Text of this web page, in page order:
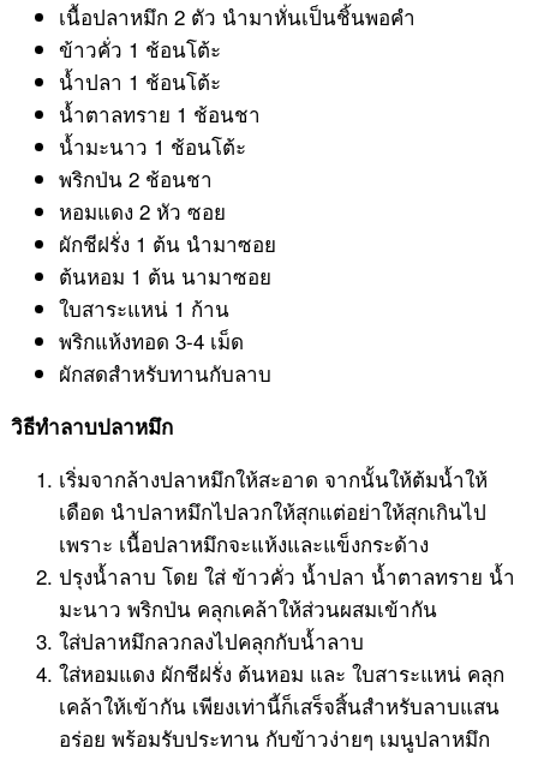
เนื้อปลาหมึก 2 ตัว นำมาหั่นเป็นชิ้นพอคำ
ข้าวคั่ว 1 ช้อนโต้ะ
น้ำปลา 1 ช้อนโต้ะ
น้ำตาลทราย 1 ช้อนชา
น้ำมะนาว 1 ช้อนโต้ะ
พริกป่น 2 ช้อนชา
หอมแดง 2 หัว ซอย
ผักชีฝรั่ง 1 ต้น นำมาซอย
ต้นหอม 1 ต้น นามาซอย
ใบสาระแหน่ 1 ก้าน
พริกแห้งทอด 3-4 เม็ด
ผักสดสำหรับทานกับลาบ
วิธีทำลาบปลาหมึก
เริ่มจากล้างปลาหมึกให้สะอาด จากนั้นให้ต้มน้ำให้
เดือด นำปลาหมึกไปลวกให้สุกแต่อย่าให้สุกเกินไป
เพราะ เนื้อปลาหมึกจะแห้งและแข็งกระด้าง
ปรุงน้ำลาบ โดย ใส่ ข้าวคั่ว น้ำปลา น้ำตาลทราย น้ำ
มะนาว พริกป่น คลุกเคล้าให้ส่วนผสมเข้ากัน
ใส่ปลาหมึกลวกลงไปคลุกกับน้ำลาบ
ใส่หอมแดง ผักชีฝรั่ง ต้นหอม และ ใบสาระแหน่ คลุก
เคล้าให้เข้ากัน เพียงเท่านี้ก็เสร็จสิ้นสำหรับลาบแสน
อร่อย พร้อมรับประทาน กับข้าวง่ายๆ เมนูปลาหมึก